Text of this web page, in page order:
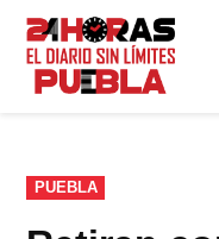
Saltar
contenido
PUBLICADO
EN
PUEBLA